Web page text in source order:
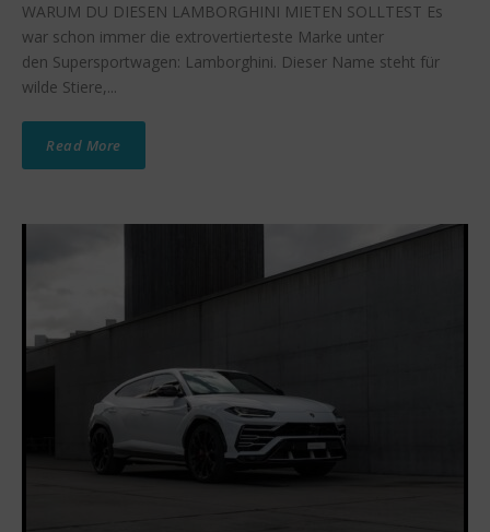
WARUM DU DIESEN LAMBORGHINI MIETEN SOLLTEST Es
war schon immer die extrovertierteste Marke unter
den Supersportwagen: Lamborghini. Dieser Name steht für
wilde Stiere,...
Read More